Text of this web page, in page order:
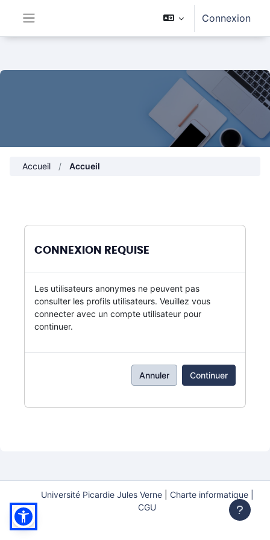
Connexion
Accueil Accueil
CONNEXION REQUISE
Les utilisateurs anonymes ne peuvent pas
consulter les profils utilisateurs. Veuillez vous
connecter avec un compte utilisateur pour
continuer.
Annuler Continuer
Université Picardie Jules Verne|
Charte informatique |
CGU